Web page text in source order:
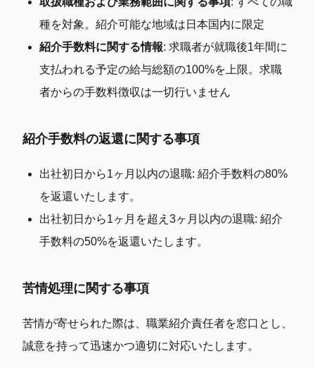
種を対象。紹介可能な地域は日本国内に限定
紹介手数料に関する情報: 求職者が就職後1年間に
支払われる予定の給与総額の100%を上限。求職
者からの手数料徴収は一切行いません
紹介手数料の返還に関する事項
出社初日から1ヶ月以内の退職: 紹介手数料の80%
を返還いたします。
出社初日から1ヶ月を超え3ヶ月以内の退職: 紹介
手数料の50%を返還いたします。
苦情処理に関する事項
苦情が寄せられた際は、職業紹介責任者を窓口とし、
誠意を持って迅速かつ適切に対応いたします。